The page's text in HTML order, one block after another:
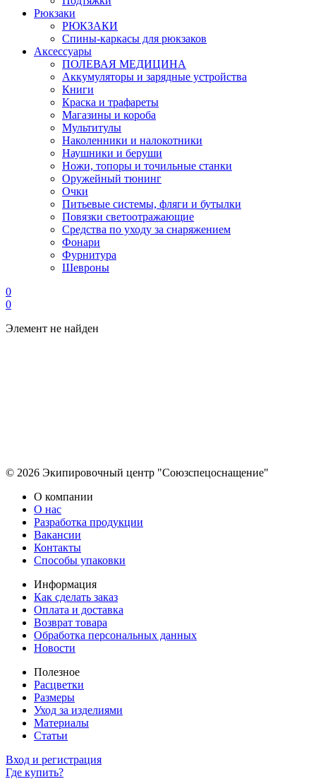
Рюкзаки
РЮКЗАКИ
Спины-каркасы для рюкзаков
Аксессуары
ПОЛЕВАЯ МЕДИЦИНА
Аккумуляторы и зарядные устройства
Книги
Краска и трафареты
Магазины и короба
Мультитулы
Наколенники и налокотники
Наушники и беруши
Ножи, топоры и точильные станки
Оружейный тюнинг
Очки
Питьевые системы, фляги и бутылки
Повязки светоотражающие
Средства по уходу за снаряжением
Фонари
Фурнитура
Шевроны
0
0
Элемент не найден
© 2026 Экипировочный центр "Союзспецоснащение"
О компании
О нас
Разработка продукции
Вакансии
Контакты
Способы упаковки
Информация
Как сделать заказ
Оплата и доставка
Возврат товара
Обработка персональных данных
Новости
Полезное
Расцветки
Размеры
Уход за изделиями
Материалы
Статьи
Вход и регистрация
Где купить?